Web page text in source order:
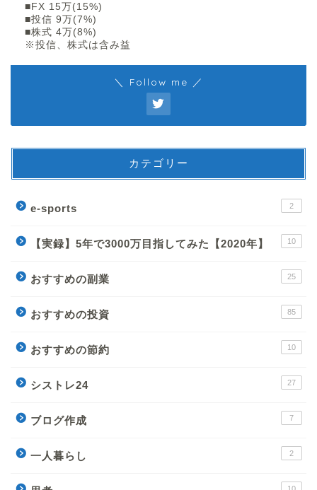
■FX 15万(15%)
■投信 9万(7%)
■株式 4万(8%)
※投信、株式は含み益
＼ Follow me ／
カテゴリー
e-sports 2
【実録】5年で3000万目指してみた【2020年】 10
おすすめの副業 25
おすすめの投資 85
おすすめの節約 10
シストレ24 27
ブログ作成 7
一人暮らし 2